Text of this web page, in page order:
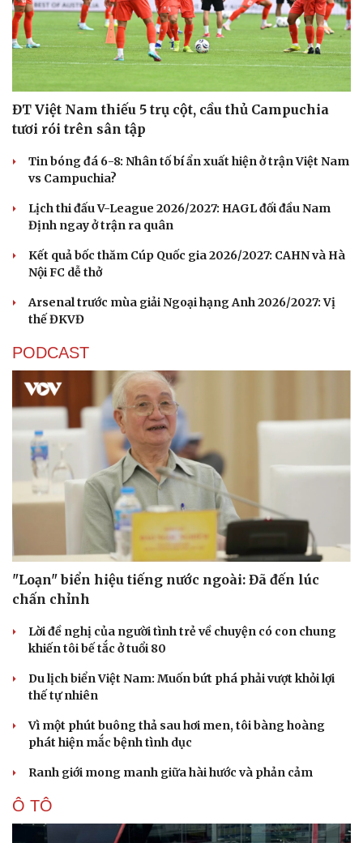
Tư vấn
Săn Tour
check-in
Câu chuyện thời sự
Đọc truyện đêm khuya
Hạt giống tâm hồn
ĐT Việt Nam thiếu 5 trụ cột, cầu thủ Campuchia
tươi rói trên sân tập
Tin bóng đá 6-8: Nhân tố bí ẩn xuất hiện ở trận Việt Nam
vs Campuchia?
Lịch thi đấu V-League 2026/2027: HAGL đối đầu Nam
Định ngay ở trận ra quân
Kết quả bốc thăm Cúp Quốc gia 2026/2027: CAHN và Hà
Nội FC dễ thở
Arsenal trước mùa giải Ngoại hạng Anh 2026/2027: Vị
thế ĐKVĐ
PODCAST
"Loạn" biển hiệu tiếng nước ngoài: Đã đến lúc
chấn chỉnh
Lời đề nghị của người tình trẻ về chuyện có con chung
khiến tôi bế tắc ở tuổi 80
Du lịch biển Việt Nam: Muốn bứt phá phải vượt khỏi lợi
thế tự nhiên
Vì một phút buông thả sau hơi men, tôi bàng hoàng
phát hiện mắc bệnh tình dục
Ranh giới mong manh giữa hài hước và phản cảm
Ô TÔ